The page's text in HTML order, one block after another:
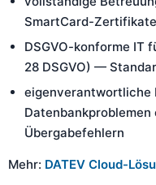
SmartCard-
DSGVO-konforme IT
28 DSGVO) —
eigenverantwortliche
Übergabefehlern
Mehr: DATEV Cloud-